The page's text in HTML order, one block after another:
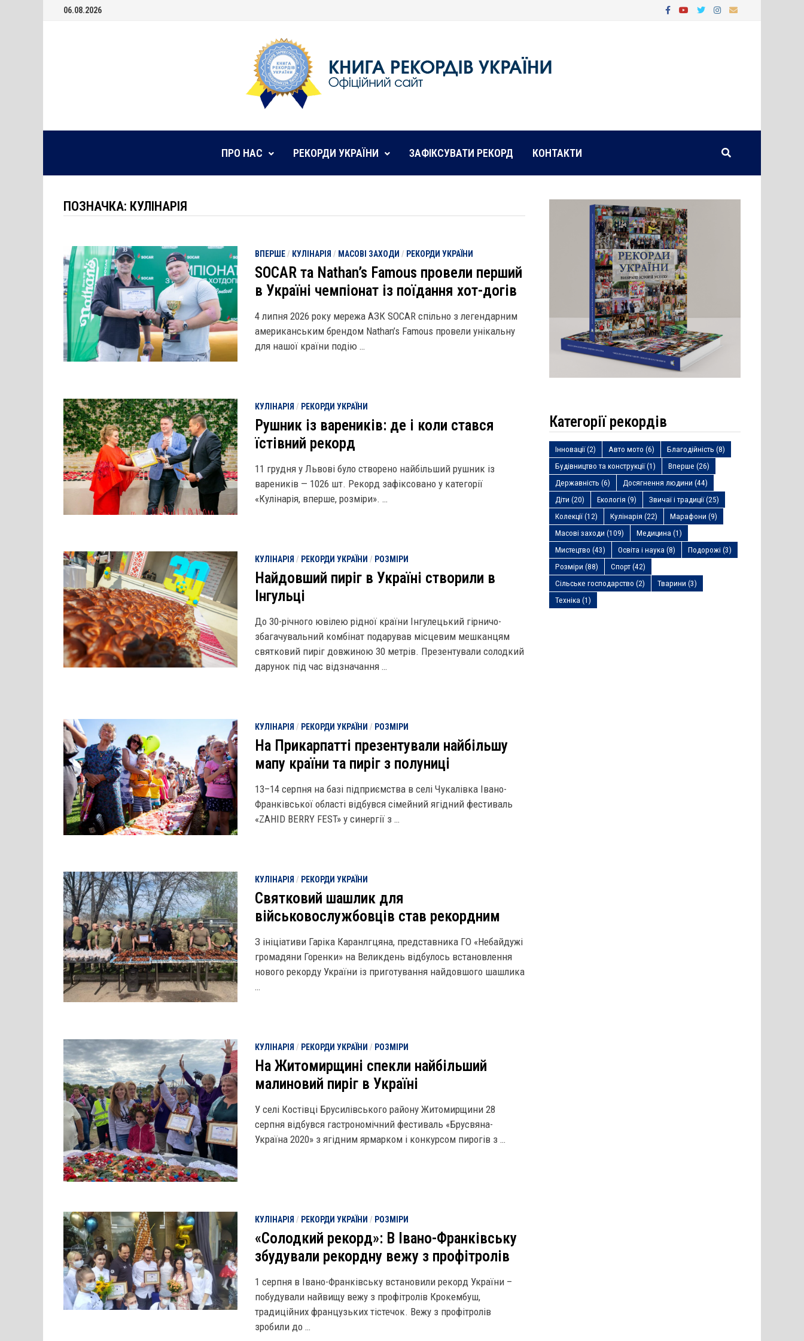
06.08.2026
ПРО НАС РЕКОРДИ УКРАЇНИ ЗАФІКСУВАТИ РЕКОРД КОНТАКТИ
ПОЗНАЧКА: КУЛІНАРІЯ
ВПЕРШЕ/ КУЛІНАРІЯ / МАСОВІ ЗАХОДИ / РЕКОРДИ УКРАЇНИ
SOCAR та Nathan’s Famous провели перший
в Україні чемпіонат із поїдання хот-догів
4 липня 2026 року мережа АЗК SOCAR спільно з легендарним
американським брендом Nathan’s Famous провели унікальну
для нашої країни подію …
КУЛІНАРІЯ / РЕКОРДИ УКРАЇНИ
Рушник із вареників: де і коли стався
їстівний рекорд
11 грудня у Львові було створено найбільший рушник із
вареників — 1026 шт. Рекорд зафіксовано у категорії
«Кулінарія, вперше, розміри». …
КУЛІНАРІЯ / РЕКОРДИ УКРАЇНИ / РОЗМІРИ
Найдовший пиріг в Україні створили в
Інгульці
До 30-річного ювілею рідної країни Інгулецький гірничо-
збагачувальний комбінат подарував місцевим мешканцям
святковий пиріг довжиною 30 метрів. Презентували солодкий
дарунок під час відзначання …
КУЛІНАРІЯ / РЕКОРДИ УКРАЇНИ / РОЗМІРИ
На Прикарпатті презентували найбільшу
мапу країни та пиріг з полуниці
13–14 серпня на базі підприємства в селі Чукалівка Івано-
Франківської області відбувся сімейний ягідний фестиваль
«ZAHID BERRY FEST» у синергії з …
КУЛІНАРІЯ / РЕКОРДИ УКРАЇНИ
Святковий шашлик для
військовослужбовців став рекордним
З ініціативи Гаріка Каранлгцяна, представника ГО «Небайдужі
громадяни Горенки» на Великдень відбулось встановлення
нового рекорду України із приготування найдовшого шашлика
…
КУЛІНАРІЯ / РЕКОРДИ УКРАЇНИ / РОЗМІРИ
На Житомирщині спекли найбільший
малиновий пиріг в Україні
У селі Костівці Брусилівського району Житомирщини 28
серпня відбувся гастрономічний фестиваль «Брусвяна-
Україна 2020» з ягідним ярмарком і конкурсом пирогів з …
КУЛІНАРІЯ / РЕКОРДИ УКРАЇНИ / РОЗМІРИ
«Солодкий рекорд»: В Івано-Франківську
збудували рекордну вежу з профітролів
1 серпня в Івано-Франківську встановили рекорд України –
побудували найвищу вежу з профітролів Крокембуш,
традиційних французьких тістечок. Вежу з профітролів
зробили до …
Категорії рекордів
Інновації(2) Авто мото (6) Благодійність (8)
Будівництво та конструкції(1) Вперше (26)
Державність (6) Досягнення людини (44)
Діти (20) Екологія (9) Звичаї і традиції(25)
Колекції(12) Кулінарія (22) Марафони (9)
Масові заходи (109) Медицина (1)
Мистецтво (43) Освіта і наука (8) Подорожі (3)
Розміри (88) Спорт (42)
Сільське господарство (2) Тварини (3)
Техніка (1)